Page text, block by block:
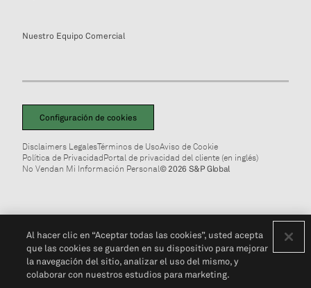
Nuestro Equipo Comercial
Configuración de cookies
Disclaimers LegalesTérminos de UsoAviso de Cookie
Política de PrivacidadPortal de privacidad del cliente (en inglés)
No Vendan Mi Información Personal© 2026 S&P Global
Al hacer clic en “Aceptar todas las cookies”, usted acepta
que las cookies se guarden en su dispositivo para mejorar
la navegación del sitio, analizar el uso del mismo, y
colaborar con nuestros estudios para marketing.